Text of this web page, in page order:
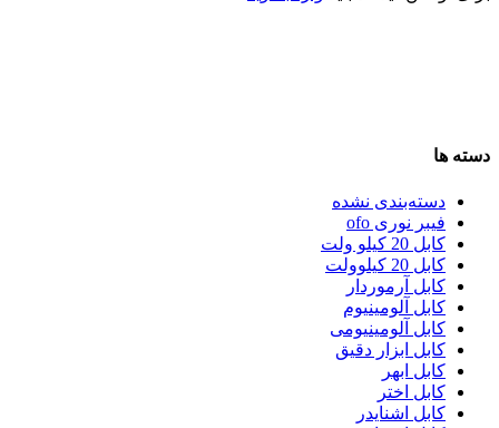
دسته ها
دسته‌بندی نشده
فیبر نوری ofo
کابل 20 کیلو ولت
کابل 20 کیلوولت
کابل آرموردار
کابل آلومینیوم
کابل آلومینیومی
کابل ابزار دقیق
کابل ابهر
کابل اختر
کابل اشنایدر